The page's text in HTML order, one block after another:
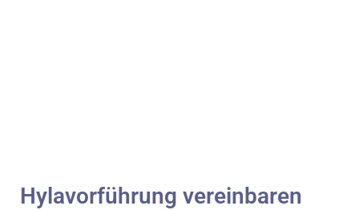
Hylavorführung vereinbaren